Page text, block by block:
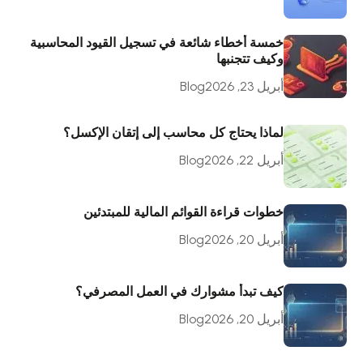
خمسة أخطاء شائعة في تسجيل القيود المحاسبية
وكيف تتجنبها
أبريل 23, 2026
Blog
لماذا يحتاج كل محاسب إلى إتقان الإكسل؟
أبريل 22, 2026
Blog
خطوات قراءة القوائم المالية للمبتدئين
أبريل 20, 2026
Blog
كيف تبدأ مشوارك في العمل المصرفي؟
أبريل 20, 2026
Blog